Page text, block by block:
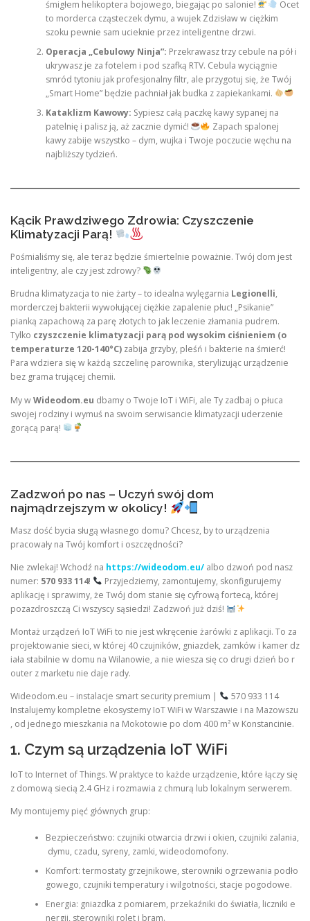
śmigłem helikoptera bojowego, biegając po salonie!
Ocet
to morderca cząsteczek dymu, a wujek Zdzisław w ciężkim
szoku pewnie sam ucieknie przez inteligentne drzwi.
Operacja „Cebulowy Ninja”: Przekrawasz trzy cebule na pół i
ukrywasz je za fotelem i pod szafką RTV. Cebula wyciągnie
smród tytoniu jak profesjonalny filtr, ale przygotuj się, że Twój
„Smart Home” będzie pachniał jak budka z zapiekankami.
Kataklizm Kawowy: Sypiesz całą paczkę kawy sypanej na
patelnię i palisz ją, aż zacznie dymić!
Zapach spalonej
kawy zabije wszystko – dym, wujka i Twoje poczucie węchu na
najbliższy tydzień.
Kącik Prawdziwego Zdrowia: Czyszczenie
Klimatyzacji Parą!
Pośmialiśmy się, ale teraz będzie śmiertelnie poważnie. Twój dom jest
inteligentny, ale czy jest zdrowy?
Brudna klimatyzacja to nie żarty – to idealna wylęgarnia Legionelli,
morderczej bakterii wywołującej ciężkie zapalenie płuc! „Psikanie”
pianką zapachową za parę złotych to jak leczenie złamania pudrem.
Tylko czyszczenie klimatyzacji parą pod wysokim ciśnieniem (o
temperaturze 120-140°C) zabija grzyby, pleśń i bakterie na śmierć!
Para wdziera się w każdą szczelinę parownika, sterylizując urządzenie
bez grama trującej chemii.
My wWideodom.eu dbamy o Twoje IoT i WiFi, ale Ty zadbaj o płuca
swojej rodziny i wymuś na swoim serwisancie klimatyzacji uderzenie
gorącą parą!
Zadzwoń po nas – Uczyń swój dom
najmądrzejszym w okolicy!
Masz dość bycia sługą własnego domu? Chcesz, by to urządzenia
pracowały na Twój komfort i oszczędności?
Nie zwlekaj! Wchodź na https://wideodom.eu/ albo dzwoń pod nasz
numer: 570 933 114!
Przyjedziemy, zamontujemy, skonfigurujemy
aplikację i sprawimy, że Twój dom stanie się cyfrową fortecą, której
pozazdroszczą Ci wszyscy sąsiedzi! Zadzwoń już dziś!
Montaż urządzeń IoT WiFi to nie jest wkręcenie żarówki z aplikacji. To za
projektowanie sieci, w której 40 czujników, gniazdek, zamków i kamer dz
iała stabilnie w domu na Wilanowie, a nie wiesza się co drugi dzień bo r
outer z marketu nie daje rady.
Wideodom.eu – instalacje smart security premium |
570 933 114
Instalujemy kompletne ekosystemy IoT WiFi w Warszawie i na Mazowszu
, od jednego mieszkania na Mokotowie po dom 400 m² w Konstancinie.
1. Czym są urządzenia IoT WiFi
IoT to Internet of Things. W praktyce to każde urządzenie, które łączy się
z domową siecią 2.4 GHz i rozmawia z chmurą lub lokalnym serwerem.
My montujemy pięć głównych grup:
Bezpieczeństwo: czujniki otwarcia drzwi i okien, czujniki zalania,
dymu, czadu, syreny, zamki, wideodomofony.
Komfort: termostaty grzejnikowe, sterowniki ogrzewania podło
gowego, czujniki temperatury i wilgotności, stacje pogodowe.
Energia: gniazdka z pomiarem, przekaźniki do światła, liczniki e
nergii, sterowniki rolet i bram.